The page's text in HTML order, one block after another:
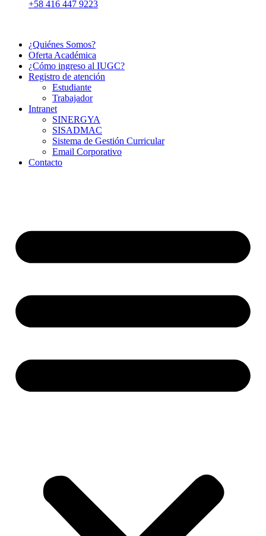
+58 416 447 9223
¿Quiénes Somos?
Oferta Académica
¿Cómo ingreso al IUGC?
Registro de atención
Estudiante
Trabajador
Intranet
SINERGYA
SISADMAC
Sistema de Gestión Curricular
Email Corporativo
Contacto